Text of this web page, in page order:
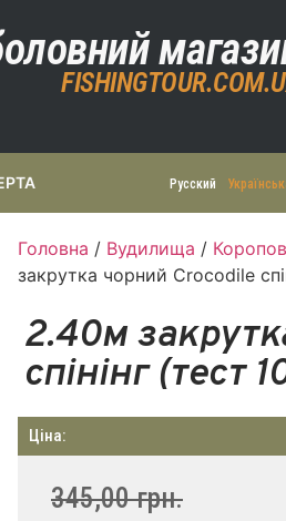
Русский
Головна / Вудилища /
закрутка чорний Crocodile
2.40м
спінінг (тест
Ціна:
345,00грн.